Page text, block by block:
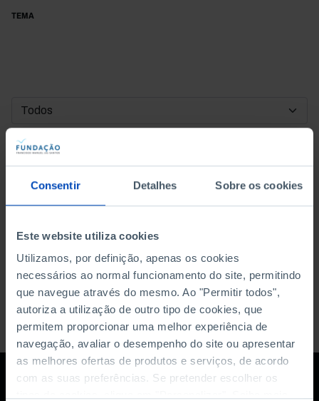
Consentir Detalhes Sobre os cookies
Este website utiliza cookies
Utilizamos, por definição, apenas os cookies
necessários ao normal funcionamento do site, permitindo
que navegue através do mesmo. Ao "Permitir todos",
autoriza a utilização de outro tipo de cookies, que
permitem proporcionar uma melhor experiência de
navegação, avaliar o desempenho do site ou apresentar
as melhores ofertas de produtos e serviços, de acordo
com as suas preferências. Se pretender escolher os
TEMA
DATA DE INÍCIO
DATA DE FIM